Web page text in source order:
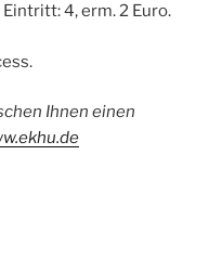
4, erm. 2 Euro.
Ihnen einen